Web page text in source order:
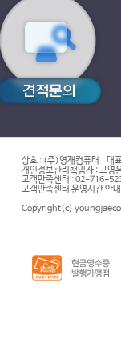
상호 : (주)영재컴퓨터 | 대
개인정보관리책임자 : 고영
고객만족센터 : 02-716-
고객만족센터 운영시간 안
Copyright(c)